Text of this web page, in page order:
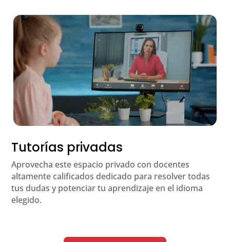
Tutorías privadas
Aprovecha este espacio privado con docentes
altamente calificados dedicado para resolver todas
tus dudas y potenciar tu aprendizaje en el idioma
elegido.